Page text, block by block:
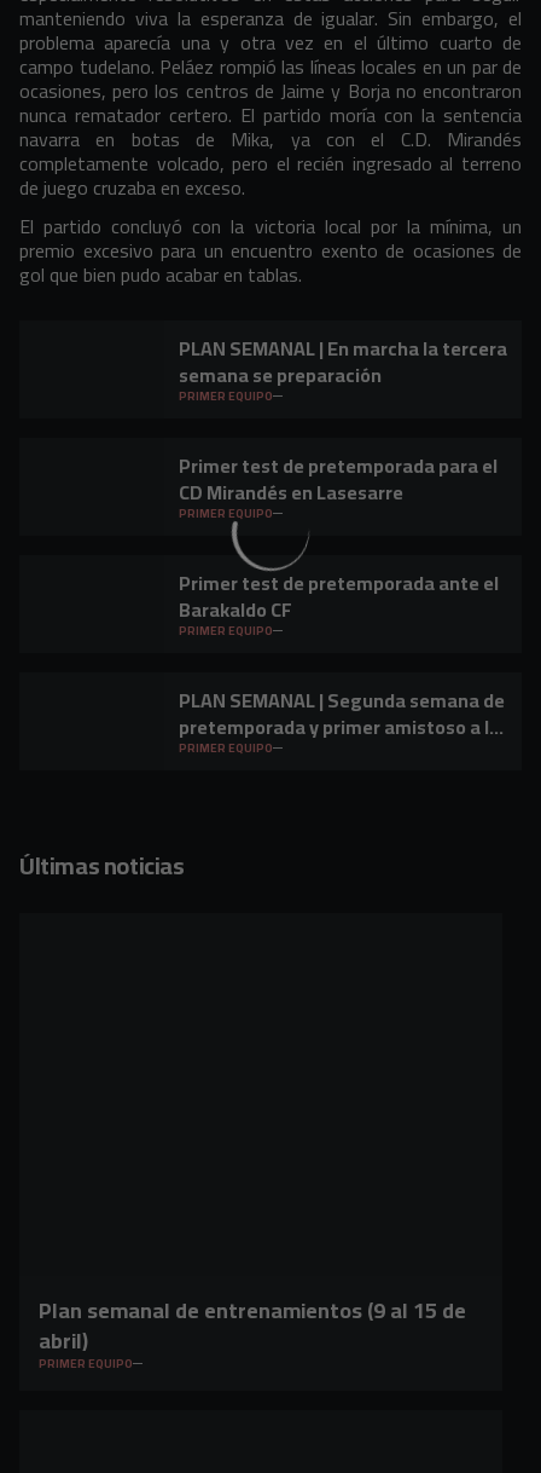
manteniendo viva la esperanza de igualar. Sin embargo, el
problema aparecía una y otra vez en el último cuarto de
campo tudelano. Peláez rompió las líneas locales en un par de
ocasiones, pero los centros de Jaime y Borja no encontraron
nunca rematador certero. El partido moría con la sentencia
navarra en botas de Mika, ya con el C.D. Mirandés
completamente volcado, pero el recién ingresado al terreno
de juego cruzaba en exceso.
El partido concluyó con la victoria local por la mínima, un
premio excesivo para un encuentro exento de ocasiones de
gol que bien pudo acabar en tablas.
PLAN SEMANAL | En marcha la tercera
semana se preparación
PRIMER EQUIPO
Primer test de pretemporada para el
CD Mirandés en Lasesarre
PRIMER EQUIPO
Primer test de pretemporada ante el
Barakaldo CF
PRIMER EQUIPO
PLAN SEMANAL | Segunda semana de
pretemporada y primer amistoso a la
vista
PRIMER EQUIPO
Últimas noticias
Plan semanal de entrenamientos (9 al 15 de
abril)
PRIMER EQUIPO